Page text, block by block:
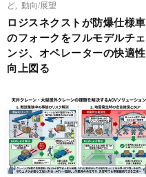
ど
動向/展望
ロジスネクストが防爆仕様車
のフォークをフルモデルチェ
ンジ、オペレーターの快適性
向上図る